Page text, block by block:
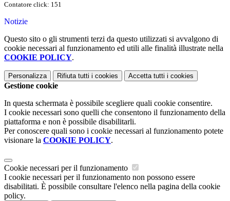
Contatore click: 151
Notizie
Questo sito o gli strumenti terzi da questo utilizzati si avvalgono di
cookie necessari al funzionamento ed utili alle finalità illustrate nella
COOKIE POLICY.
Personalizza Rifiuta tutti i cookies Accetta tutti i cookies
Gestione cookie
In questa schermata è possibile scegliere quali cookie consentire.
I cookie necessari sono quelli che consentono il funzionamento della
piattaforma e non è possibile disabilitarli.
Per conoscere quali sono i cookie necessari al funzionamento potete
visionare la COOKIE POLICY.
Cookie necessari per il funzionamento
I cookie necessari per il funzionamento non possono essere
disabilitati. È possibile consultare l'elenco nella pagina della cookie
policy.